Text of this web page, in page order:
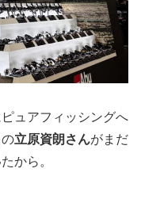
ュアフィッシングへ
立原資朗さんがまだ
から。